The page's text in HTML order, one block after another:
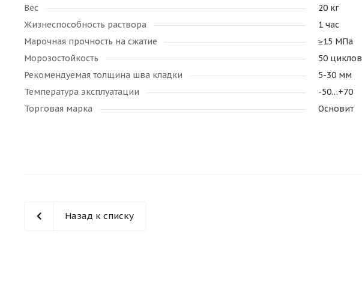
Вес
20 кг
Жизнеспособность раствора
1 час
Марочная прочность на сжатие
≥15 МПа
Морозостойкость
50 циклов
Рекомендуемая толщина шва кладки
5-30 мм
Температура эксплуатации
-50…+70
Торговая марка
Основит
Назад к списку